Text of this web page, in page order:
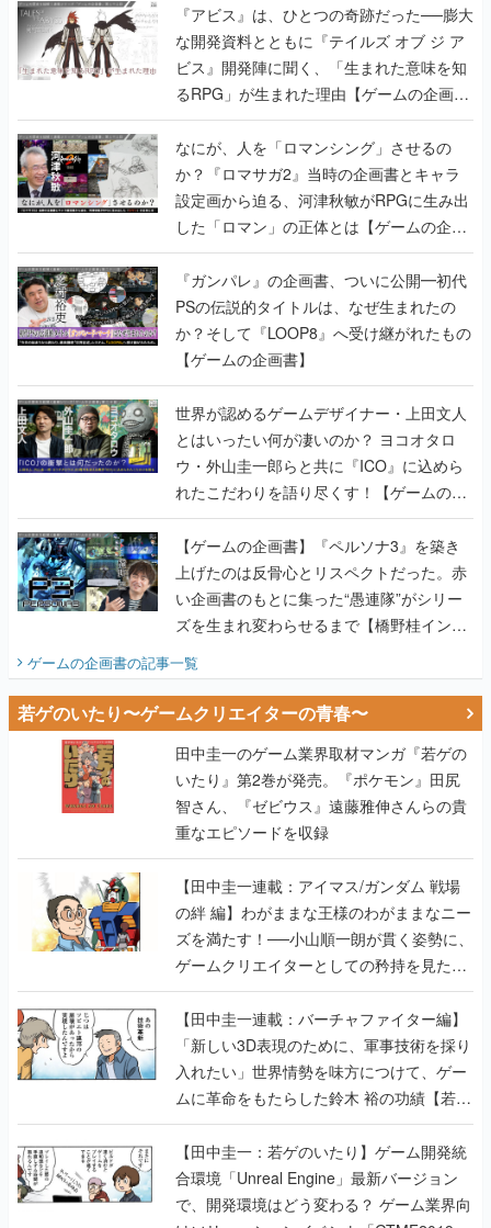
『アビス』は、ひとつの奇跡だった──膨大
な開発資料とともに『テイルズ オブ ジ ア
ビス』開発陣に聞く、「生まれた意味を知
るRPG」が生まれた理由【ゲームの企画
書】
なにが、人を「ロマンシング」させるの
か？『ロマサガ2』当時の企画書とキャラ
設定画から迫る、河津秋敏がRPGに生み出
した「ロマン」の正体とは【ゲームの企画
書】
『ガンパレ』の企画書、ついに公開━初代
PSの伝説的タイトルは、なぜ生まれたの
か？そして『LOOP8』へ受け継がれたもの
【ゲームの企画書】
世界が認めるゲームデザイナー・上田文人
とはいったい何が凄いのか？ ヨコオタロ
ウ・外山圭一郎らと共に『ICO』に込めら
れたこだわりを語り尽くす！【ゲームの企
画書】
【ゲームの企画書】『ペルソナ3』を築き
上げたのは反骨心とリスペクトだった。赤
い企画書のもとに集った“愚連隊”がシリー
ズを生まれ変わらせるまで【橋野桂インタ
ゲームの企画書の記事一覧
若ゲのいたり〜ゲームクリエイターの青春〜
田中圭一のゲーム業界取材マンガ『若ゲの
いたり』第2巻が発売。『ポケモン』田尻
智さん、『ゼビウス』遠藤雅伸さんらの貴
重なエピソードを収録
【田中圭一連載：アイマス/ガンダム 戦場
の絆 編】わがままな王様のわがままなニー
ズを満たす！──小山順一朗が貫く姿勢に、
ゲームクリエイターとしての矜持を見た
【若ゲのいたり最終回】
【田中圭一連載：バーチャファイター編】
「新しい3D表現のために、軍事技術を採り
入れたい」世界情勢を味方につけて、ゲー
ムに革命をもたらした鈴木 裕の功績【若ゲ
のいたり】
【田中圭一：若ゲのいたり】ゲーム開発統
合環境「Unreal Engine」最新バージョン
で、開発環境はどう変わる？ ゲーム業界向